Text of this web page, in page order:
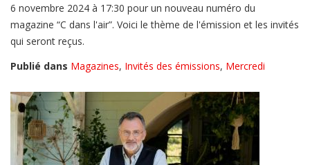
6 novembre 2024 à 17:30 pour un nouveau numéro du
magazine “C dans l'air”. Voici le thème de l'émission et les invités
qui seront reçus.
Publié dans Magazines, Invités des émissions, Mercredi